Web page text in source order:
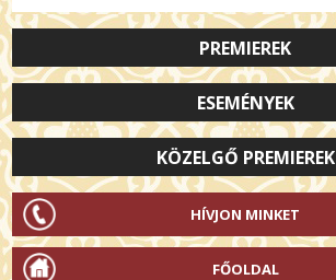
PREMIEREK
ESEMÉNYEK
KÖZELGŐ PREMIEREK
HÍVJON MINKET
FŐOLDAL